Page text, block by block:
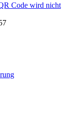
Code wird nicht